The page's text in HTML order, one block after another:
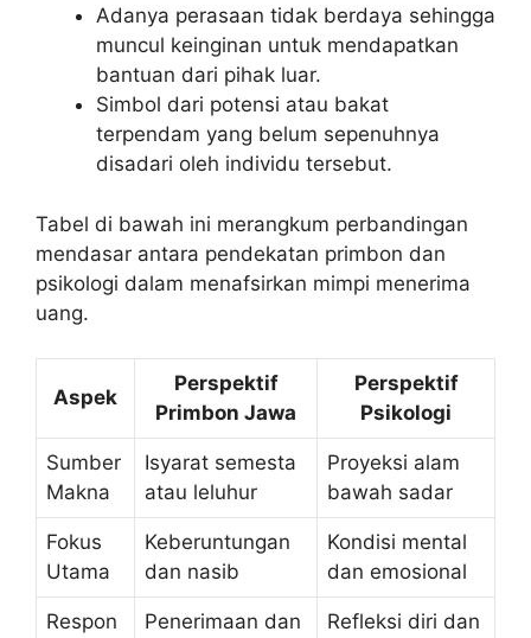
Adanya perasaan tidak berdaya sehingga
muncul keinginan untuk mendapatkan
bantuan dari pihak luar.
Simbol dari potensi atau bakat
terpendam yang belum sepenuhnya
disadari oleh individu tersebut.
Tabel di bawah ini merangkum perbandingan
mendasar antara pendekatan primbon dan
psikologi dalam menafsirkan mimpi menerima
uang.
Aspek
Perspektif
Primbon Jawa
Perspektif
Psikologi
Sumber
Makna
Isyarat semesta
atau leluhur
Proyeksi alam
bawah sadar
Fokus
Utama
Keberuntungan
dan nasib
Kondisi mental
dan emosional
Respon
Penerimaan dan
Refleksi diri dan